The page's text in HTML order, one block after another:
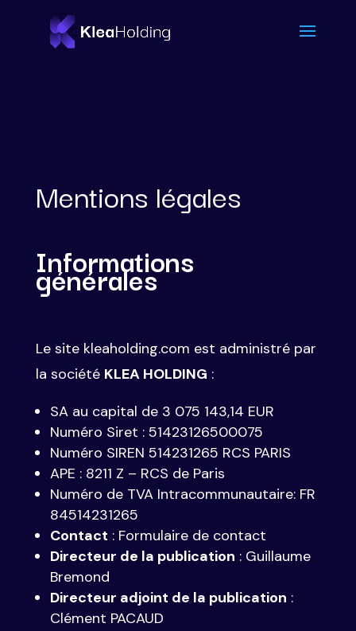
Mentions légales
Informations
générales
Le site kleaholding.com est administré par
la société KLEA HOLDING :
SA au capital de 3 075 143,14 EUR
Numéro Siret : 51423126500075
Numéro SIREN 514231265 RCS PARIS
APE : 8211 Z – RCS de Paris
Numéro de TVA Intracommunautaire: FR
84514231265
Contact : Formulaire de contact
Directeur de la publication : Guillaume
Bremond
Directeur adjoint de la publication :
Clément PACAUD